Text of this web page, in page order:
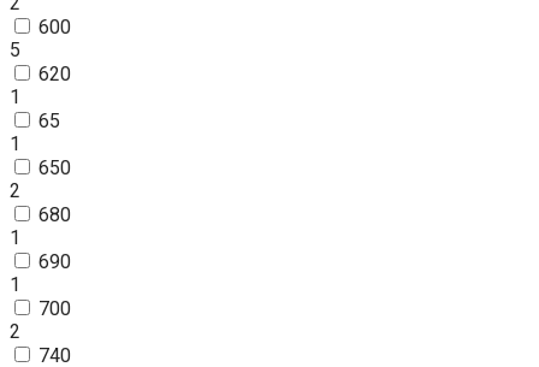
600
5
620
1
65
1
650
2
680
1
690
1
700
2
740